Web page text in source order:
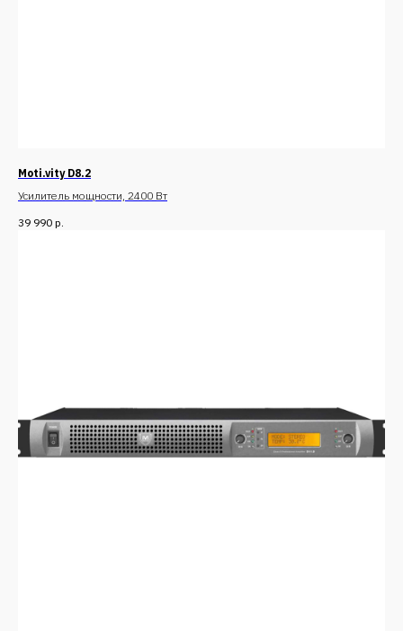
Moti.vity D8.2
Усилитель мощности, 2400 Вт
39 990 р.